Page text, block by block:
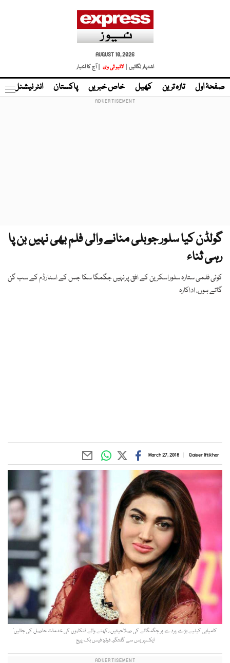
AUGUST 10, 2026
اشتہار لگائیں |
لائیو ٹی وی | آج کا اخبار
صفحۂ اول تازہ ترین کھیل خاص خبریں پاکستان انٹر نیشنل
گولڈن کیا سلور جوبلی منانے والی فلم بھی نہیں بن پا
رہی ثناء
کوئی فلمی ستارہ سلوراسکرین کے افق پرنہیں جگمگا سکا جس کے اسٹارڈم کے سب گن
گاتے ہوں، اداکارہ
Qaiser Iftikhar
March 27, 2018
کامیابی کیلیے بڑے پردے پر جگمگانے کی صلاحیتیں رکھنے والے فنکاروں کی خدمات حاصل کی جائیں‘
ایکسپریس سے گفتگو۔ فوٹو: فیس بک پیج